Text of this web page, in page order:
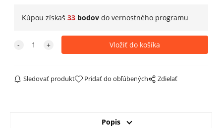
Kúpou získaš 33bodovdo vernostného programu
Sledovať produkt Pridať do obľúbených Zdielať
Popis